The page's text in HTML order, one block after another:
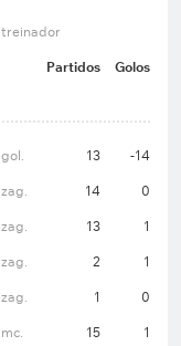
treinador
Partidos Golos
gol. 13 -14
zag. 14 0
zag. 13 1
zag. 2 1
zag. 1 0
mc. 15 1